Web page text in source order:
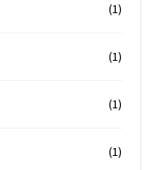
(1)
(1)
(1)
(1)